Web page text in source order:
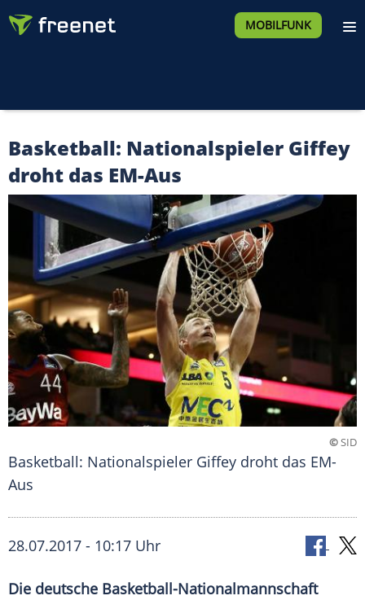
MOBILFUNK
Basketball: Nationalspieler Giffey
droht das EM-Aus
©SID
Basketball: Nationalspieler Giffey droht das EM-
Aus
28.07.2017 - 10:17 Uhr
Die deutsche Basketball-Nationalmannschaft